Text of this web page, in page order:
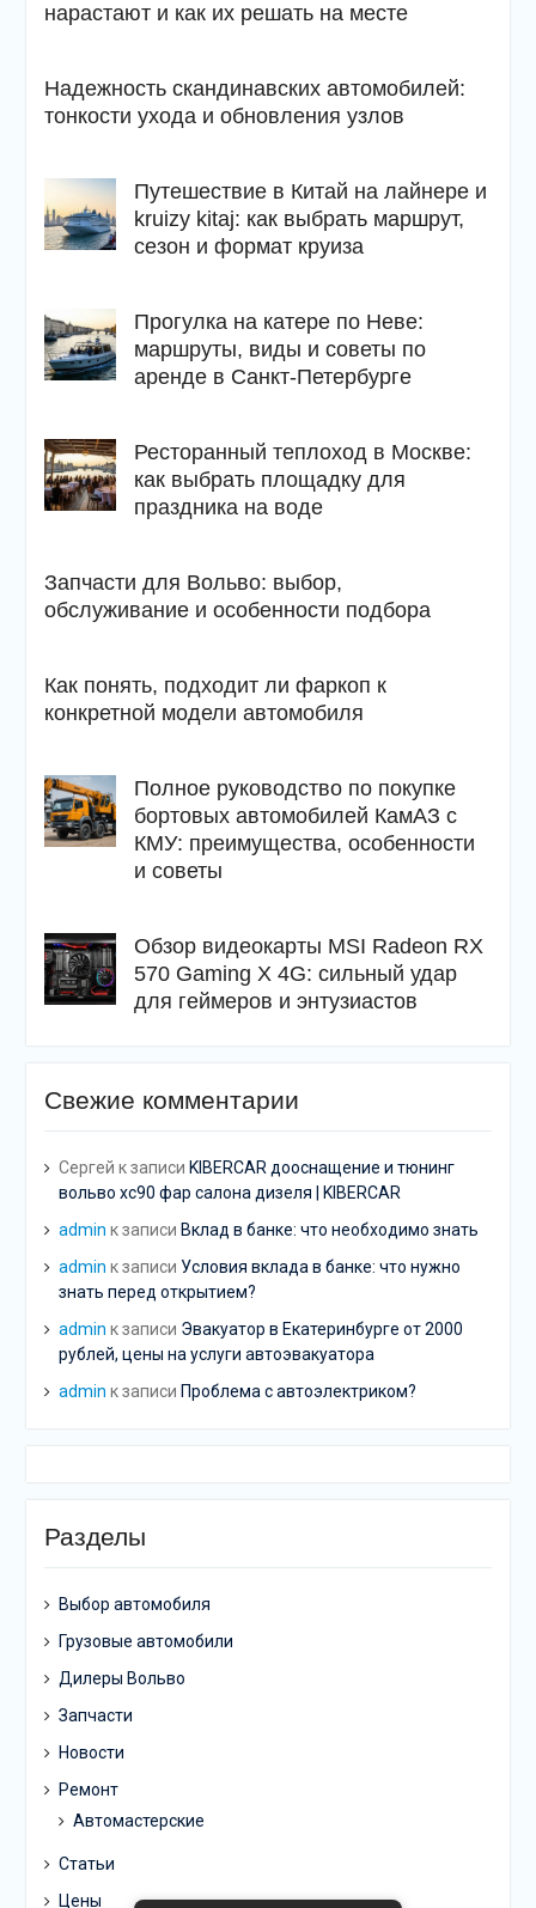
нарастают и как их решать на месте
Надежность скандинавских автомобилей:
тонкости ухода и обновления узлов
Путешествие в Китай на лайнере и
kruizy kitaj: как выбрать маршрут,
сезон и формат круиза
Прогулка на катере по Неве:
маршруты, виды и советы по
аренде в Санкт-Петербурге
Ресторанный теплоход в Москве:
как выбрать площадку для
праздника на воде
Запчасти для Вольво: выбор,
обслуживание и особенности подбора
Как понять, подходит ли фаркоп к
конкретной модели автомобиля
Полное руководство по покупке
бортовых автомобилей КамАЗ с
КМУ: преимущества, особенности
и советы
Обзор видеокарты MSI Radeon RX
570 Gaming X 4G: сильный удар
для геймеров и энтузиастов
Свежие комментарии
Сергей к записи KIBERCAR дооснащение и тюнинг
вольво хс90 фар салона дизеля | KIBERCAR
admin к записи Вклад в банке: что необходимо знать
admin к записи Условия вклада в банке: что нужно
знать перед открытием?
admin к записи Эвакуатор в Екатеринбурге от 2000
рублей, цены на услуги автоэвакуатора
admin к записи Проблема с автоэлектриком?
Разделы
Выбор автомобиля
Грузовые автомобили
Дилеры Вольво
Запчасти
Новости
Ремонт
Автомастерские
Статьи
Цены